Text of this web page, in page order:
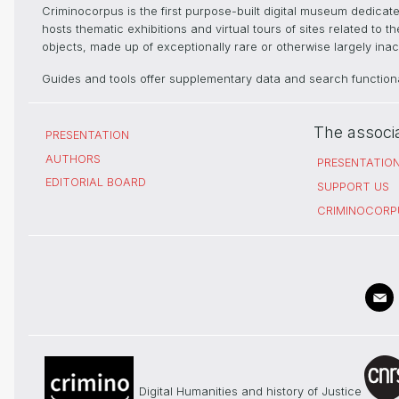
Criminocorpus is the first purpose-built digital museum
hosts thematic exhibitions and virtual tours of sites related to
objects, made up of exceptionally rare or otherwise largely
Guides and tools offer supplementary data and search
PRESENTATION
AUTHORS
EDITORIAL BOARD
The
SUPPORT US
Digital Humanities and history of Justice